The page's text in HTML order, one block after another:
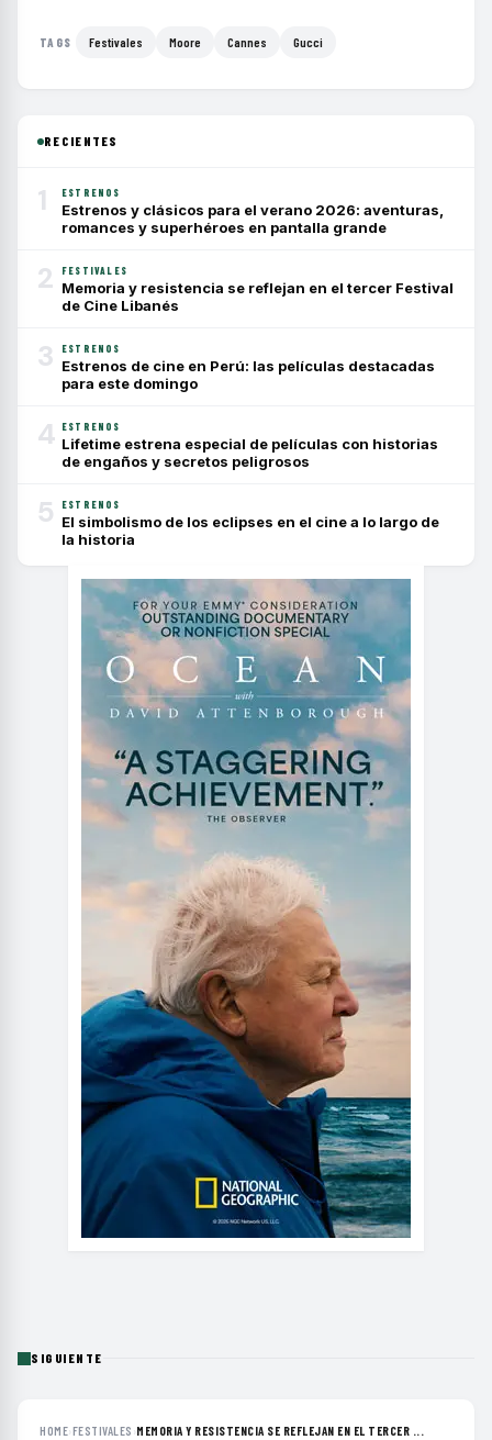
TAGS Festivales Moore Cannes Gucci
RECIENTES
1 ESTRENOS
Estrenos y clásicos para el verano 2026: aventuras,
romances y superhéroes en pantalla grande
2 FESTIVALES
Memoria y resistencia se reflejan en el tercer Festival
de Cine Libanés
3 ESTRENOS
Estrenos de cine en Perú: las películas destacadas
para este domingo
4 ESTRENOS
Lifetime estrena especial de películas con historias
de engaños y secretos peligrosos
5 ESTRENOS
El simbolismo de los eclipses en el cine a lo largo de
la historia
SIGUIENTE
HOME›FESTIVALES ›MEMORIA Y RESISTENCIA SE REFLEJAN EN EL TERCER ...